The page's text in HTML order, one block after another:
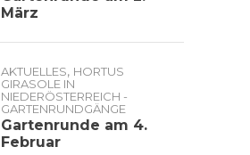
März
AKTUELLES, HORTUS
GIRASOLE IN
NIEDERÖSTERREICH -
GARTENRUNDGÄNGE
Gartenrunde am 4.
Februar